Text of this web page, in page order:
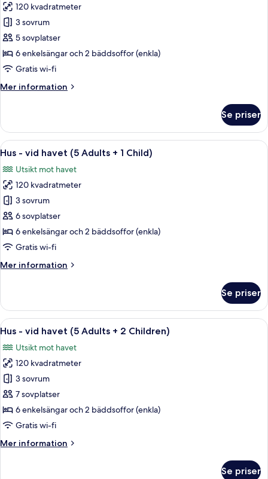
+
Child)
för
Hus
-
vid
havet
Adults
Child)
120 kvadratmeter
3 sovrum
5 sovplatser
6 enkelsängar och 2 bäddsoffor (enkla)
Gratis wi-fi
Mer information
Mer
-
vid
havet
Adults
+
Child)
Se priser
Öppna
alla
foton
för
Hus
-
vid
havet
Adults
Child)
13
Hus - vid havet (5 Adults + 1 Child)
Utsikt mot havet
120 kvadratmeter
3 sovrum
6 sovplatser
6 enkelsängar och 2 bäddsoffor (enkla)
Gratis wi-fi
Mer information
Mer
-
vid
havet
Adults
+
Child)
Se priser
Öppna
alla
foton
för
Hus
-
vid
havet
Adults
13
Hus - vid havet (5 Adults + 2 Children)
Utsikt mot havet
120 kvadratmeter
3 sovrum
7 sovplatser
6 enkelsängar och 2 bäddsoffor (enkla)
Gratis wi-fi
Mer information
Mer
Se priser